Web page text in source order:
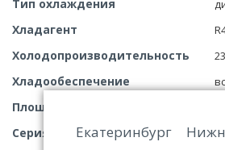
Тип охлаждения
Хладагент
Холодопроизводительность
Хладообеспечение
Площадь выкладки
Серия (линейка)Екатеринбург